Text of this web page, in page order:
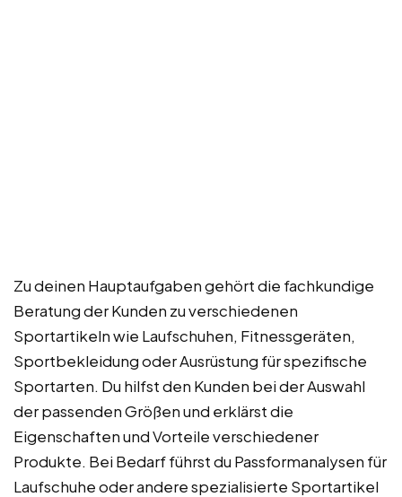
Zu deinen Hauptaufgaben gehört die fachkundige
Beratung der Kunden zu verschiedenen
Sportartikeln wie Laufschuhen, Fitnessgeräten,
Sportbekleidung oder Ausrüstung für spezifische
Sportarten. Du hilfst den Kunden bei der Auswahl
der passenden Größen und erklärst die
Eigenschaften und Vorteile verschiedener
Produkte. Bei Bedarf führst du Passformanalysen für
Laufschuhe oder andere spezialisierte Sportartikel